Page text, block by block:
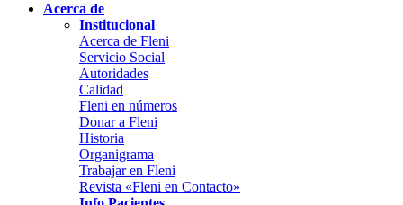
Acerca de
Institucional
Acerca de Fleni
Servicio Social
Autoridades
Calidad
Fleni en números
Donar a Fleni
Historia
Organigrama
Trabajar en Fleni
Revista «Fleni en Contacto»